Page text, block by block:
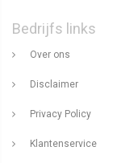
Bedrijfs links
Over ons
Disclaimer
Privacy Policy
Klantenservice